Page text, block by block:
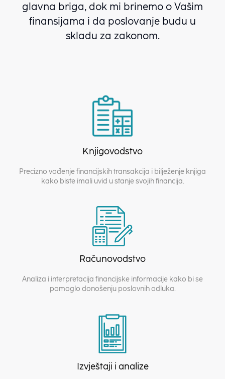
glavna briga, dok mi brinemo o Vašim
finansijama i da poslovanje budu u
skladu za zakonom.
Knjigovodstvo
Precizno vođenje financijskih transakcija i bilježenje knjiga
kako biste imali uvid u stanje svojih financija.
Računovodstvo
Analiza i interpretacija financijske informacije kako bi se
pomoglo donošenju poslovnih odluka.
Izvještaji i analize